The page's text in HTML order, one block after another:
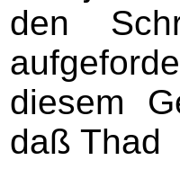
den
diesem
daß Thad